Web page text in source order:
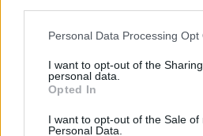
Please note that this website/app
not limited to your visit or usage
grant or deny consent to Google
use your data for below specified
consent section.
Personal Data Processing Opt
I want to opt-out of the
personal data.
Opted In
I want to opt-out of the Sale of
Personal Data.